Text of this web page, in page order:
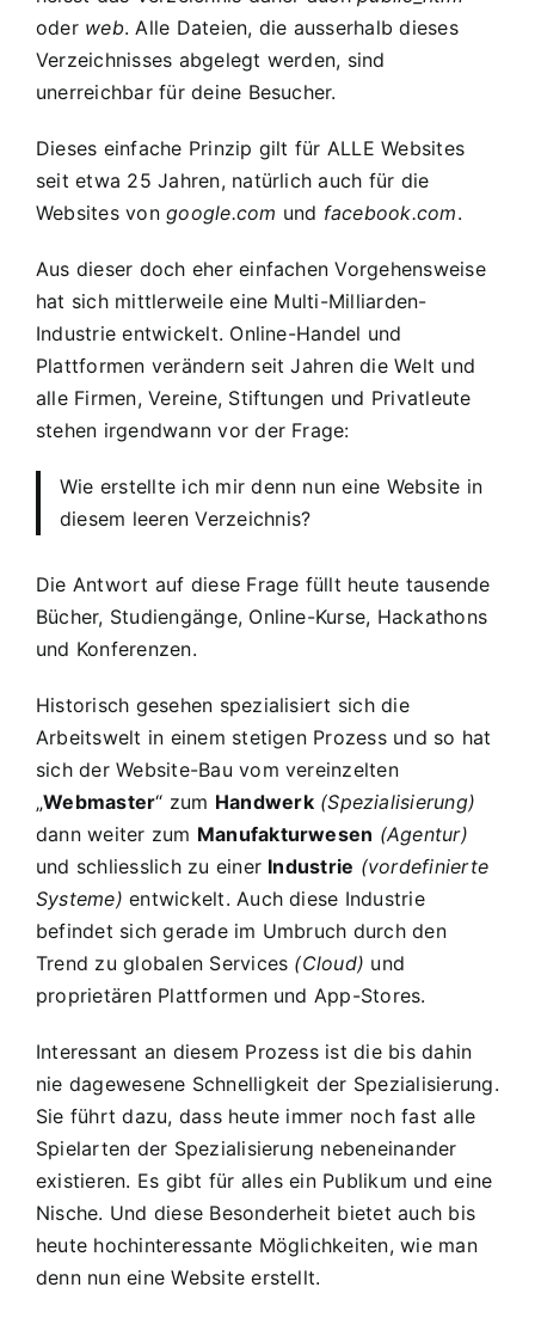
oder web. Alle Dateien, die ausserhalb dieses
Verzeichnisses abgelegt werden, sind
unerreichbar für deine Besucher.
Dieses einfache Prinzip gilt für ALLE Websites
seit etwa 25 Jahren, natürlich auch für die
Websites vongoogle.com und facebook.com.
Aus dieser doch eher einfachen Vorgehensweise
hat sich mittlerweile eine Multi-Milliarden-
Industrie entwickelt. Online-Handel und
Plattformen verändern seit Jahren die Welt und
alle Firmen, Vereine, Stiftungen und Privatleute
stehen irgendwann vor der Frage:
Wie erstellte ich mir denn nun eine Website in
diesem leeren Verzeichnis?
Die Antwort auf diese Frage füllt heute tausende
Bücher, Studiengänge, Online-Kurse, Hackathons
und Konferenzen.
Historisch gesehen spezialisiert sich die
Arbeitswelt in einem stetigen Prozess und so hat
sich der Website-Bau vom vereinzelten
„Webmaster“ zum Handwerk (Spezialisierung)
dann weiter zum Manufakturwesen (Agentur)
und schliesslich zu einer Industrie (vordefinierte
Systeme) entwickelt. Auch diese Industrie
befindet sich gerade im Umbruch durch den
Trend zu globalen Services (Cloud) und
proprietären Plattformen und App-Stores.
Interessant an diesem Prozess ist die bis dahin
nie dagewesene Schnelligkeit der Spezialisierung.
Sie führt dazu, dass heute immer noch fast alle
Spielarten der Spezialisierung nebeneinander
existieren. Es gibt für alles ein Publikum und eine
Nische. Und diese Besonderheit bietet auch bis
heute hochinteressante Möglichkeiten, wie man
denn nun eine Website erstellt.